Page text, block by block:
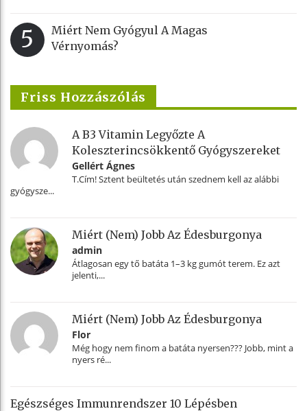
5
Miért Nem Gyógyul A Magas
Vérnyomás?
Friss Hozzászólás
A B3 Vitamin Legyőzte A
Koleszterincsökkentő Gyógyszereket
Gellért Ágnes
T.Cím! Sztent beültetés után szednem kell az alábbi
gyógysze...
Miért (nem) Jobb Az Édesburgonya
admin
Átlagosan egy tő batáta 1–3 kg gumót terem. Ez azt
jelenti,...
Miért (nem) Jobb Az Édesburgonya
Flor
Még hogy nem finom a batáta nyersen??? Jobb, mint a
nyers ré...
Egészséges Immunrendszer 10 Lépésben